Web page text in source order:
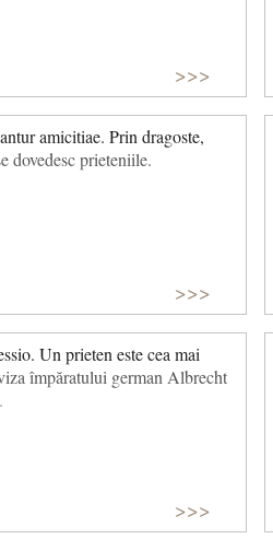
>>>
amicitiae. Prin dragoste,
dovedesc prieteniile.
>>>
Un prieten este cea mai
împăratului german Albrecht
>>>